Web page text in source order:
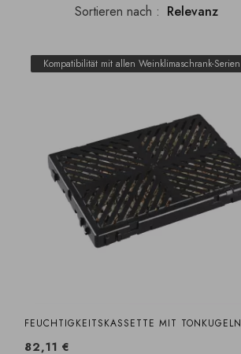
Sortieren nach :
Kompatibilität mit allen Weinklimaschrank-Serien
FEUCHTIGKEITSKASSETTE MIT TONKUGELN
82,11 €